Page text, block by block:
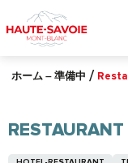
au
contenu
principal
ホーム – 準備中